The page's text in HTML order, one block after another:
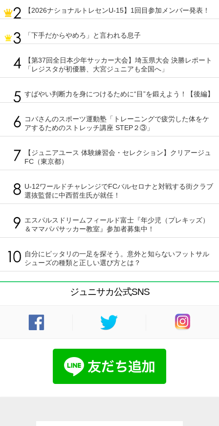
【2026ナショナルトレセンU-15】1回目参加メンバー発表！
「下手だからやめろ」と言われる息子
【第37回全日本少年サッカー大会】埼玉県大会 決勝レポート
「レジスタが初優勝、大宮ジュニアも全国へ」
すばやい判断力を身につけるために“目”を鍛えよう！【後編】
コバさんのスポーツ運動塾「トレーニングで疲労した体をケ
アするためのストレッチ講座 STEP２③」
【ジュニアユース 体験練習会・セレクション】クリアージュ
FC（東京都）
U-12ワールドチャレンジでFCバルセロナと対戦する街クラブ
選抜監督に中西哲生氏が就任！
エスパルスドリームフィールド富士『年少児（プレキッズ）
＆ママパパサッカー教室』参加者募集中！
自分にピッタリの一足を探そう。意外と知らないフットサル
シューズの種類と正しい選び方とは？
ジュニサカ公式SNS